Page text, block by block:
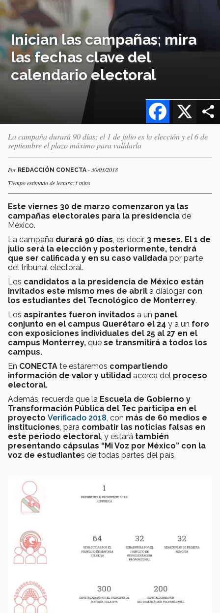
Inician las campañas; mira
las fechas clave del
calendario electoral
X
Facebook
La campaña durará 90 días; el 1 de julio es la elección y el 6 de
septiembre el plazo máximo para validarla
Por REDACCIÓN CONECTA - 30/03/2018
Tiempo estimado de lectura:3 mins
Este viernes 30 de marzo comenzaron ya las
campañas electorales para la presidencia de
México.
La campaña durará 90 días , es decir, 3 meses. El 1 de
julio será la elección y posteriormente, tendrá
que ser calificada y en su caso validada por parte
del tribunal electoral.
Los candidatos a la presidencia de México están
invitados este mismo mes de abril a dialogar con
los estudiantes del Tecnológico de Monterrey.
Los aspirantes fueron invitados a un panel
conjunto en el campus Querétaro el 24 y a un foro
con exposiciones individuales del 25 al 27 en el
campus Monterrey, que se transmitirá a todos los
campus.
En CONECTA te estaremos compartiendo
información de valor y utilidad acerca del proceso
electoral.
Además, recuerda que la Escuela de Gobierno y
Transformación Pública del Tec participa en el
proyecto Verificado 2018 , con más de 60 medios e
instituciones , para combatir las noticias falsas en
este periodo electoral , y estará también
presentando cápsulas “Mi Voz por México” con la
voz de estudiantes de todas partes del país.